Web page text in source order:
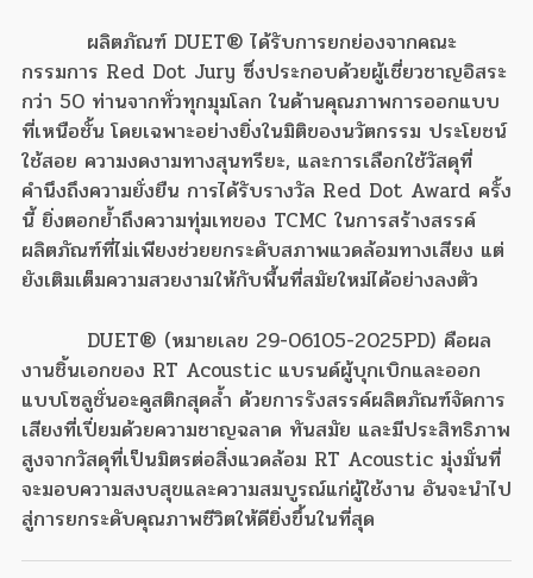
ผลิตภัณฑ์ DUET® ได้รับการยกย่องจากคณะ
กรรมการ Red Dot Jury ซึ่งประกอบด้วยผู้เชี่ยวชาญอิสระ
กว่า 50 ท่านจากทั่วทุกมุมโลก ในด้านคุณภาพการออกแบบ
ที่เหนือชั้น โดยเฉพาะอย่างยิ่งในมิติของนวัตกรรม ประโยชน์
ใช้สอย ความงดงามทางสุนทรียะ, และการเลือกใช้วัสดุที่
คำนึงถึงความยั่งยืน การได้รับรางวัล Red Dot Award ครั้ง
นี้ ยิ่งตอกย้ำถึงความทุ่มเทของ TCMC ในการสร้างสรรค์
ผลิตภัณฑ์ที่ไม่เพียงช่วยยกระดับสภาพแวดล้อมทางเสียง แต่
ยังเติมเต็มความสวยงามให้กับพื้นที่สมัยใหม่ได้อย่างลงตัว
DUET® (หมายเลข 29-06105-2025PD) คือผล
งานชิ้นเอกของ RT Acoustic แบรนด์ผู้บุกเบิกและออก
แบบโซลูชั่นอะคูสติกสุดล้ำ ด้วยการรังสรรค์ผลิตภัณฑ์จัดการ
เสียงที่เปี่ยมด้วยความชาญฉลาด ทันสมัย และมีประสิทธิภาพ
สูงจากวัสดุที่เป็นมิตรต่อสิ่งแวดล้อม RT Acoustic มุ่งมั่นที่
จะมอบความสงบสุขและความสมบูรณ์แก่ผู้ใช้งาน อันจะนำไป
สู่การยกระดับคุณภาพชีวิตให้ดียิ่งขึ้นในที่สุด